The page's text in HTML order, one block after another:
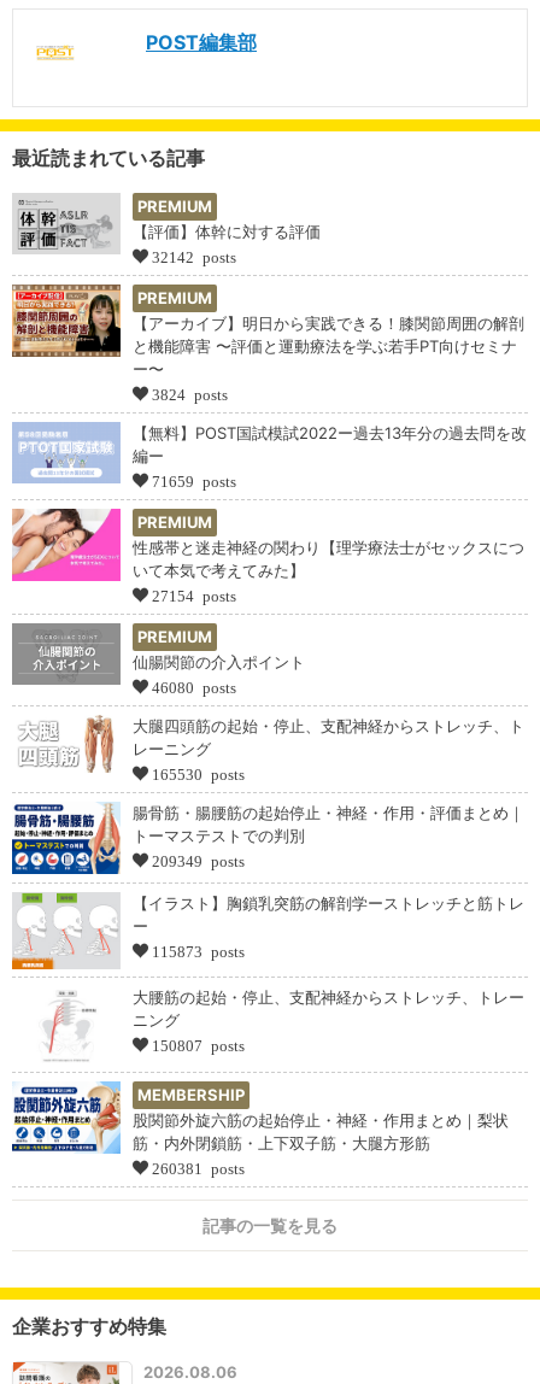
POST編集部
最近読まれている記事
PREMIUM
【評価】体幹に対する評価
32142 posts
PREMIUM
【アーカイブ】明日から実践できる！膝関節周囲の解剖
と機能障害 〜評価と運動療法を学ぶ若手PT向けセミナ
ー〜
3824 posts
【無料】POST国試模試2022ー過去13年分の過去問を改
編ー
71659 posts
PREMIUM
性感帯と迷走神経の関わり【理学療法士がセックスにつ
いて本気で考えてみた】
27154 posts
PREMIUM
仙腸関節の介入ポイント
46080 posts
大腿四頭筋の起始・停止、支配神経からストレッチ、ト
レーニング
165530 posts
腸骨筋・腸腰筋の起始停止・神経・作用・評価まとめ｜
トーマステストでの判別
209349 posts
【イラスト】胸鎖乳突筋の解剖学ーストレッチと筋トレ
ー
115873 posts
大腰筋の起始・停止、支配神経からストレッチ、トレー
ニング
150807 posts
MEMBERSHIP
股関節外旋六筋の起始停止・神経・作用まとめ｜梨状
筋・内外閉鎖筋・上下双子筋・大腿方形筋
260381 posts
記事の一覧を見る
企業おすすめ特集
2026.08.06